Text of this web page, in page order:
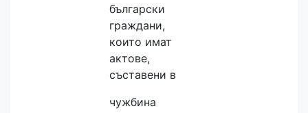
български
граждани,
които имат
актове,
съставени в
чужбина